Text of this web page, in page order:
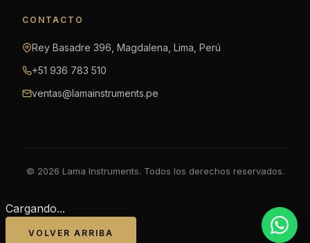
CONTACTO
Rey Basadre 396, Magdalena, Lima, Perú
+51 936 783 510
ventas@lamainstruments.pe
© 2026 Lama Instruments. Todos los derechos reservados.
Cargando...
VOLVER ARRIBA